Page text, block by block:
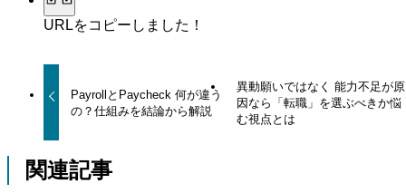
URLをコピーしました！
PayrollとPaycheck 何が違う
の？仕組みを結論から解説
異動願いではなく 能力不足が原
因なら「転職」を選ぶべきか悩
む視点とは
関連記事